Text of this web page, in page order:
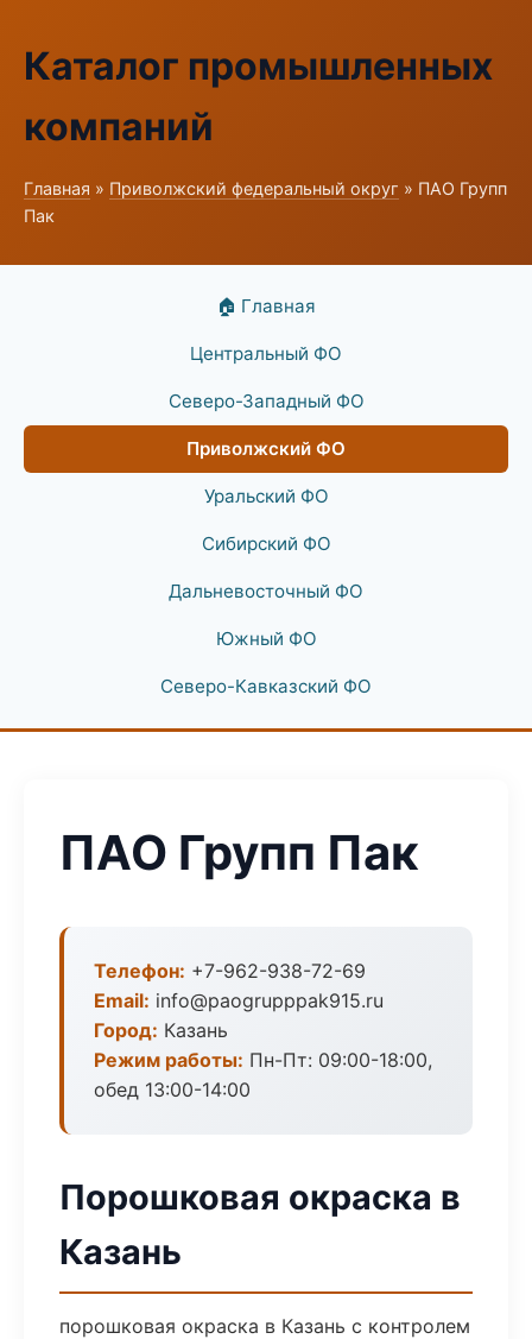
Каталог промышленных
компаний
Главная » Приволжский федеральный округ » ПАО Групп
Пак
🏠 Главная
Центральный ФО
Северо-Западный ФО
Приволжский ФО
Уральский ФО
Сибирский ФО
Дальневосточный ФО
Южный ФО
Северо-Кавказский ФО
ПАО Групп Пак
Телефон: +7-962-938-72-69
Email: info@paogrupppak915.ru
Город: Казань
Режим работы: Пн-Пт: 09:00-18:00,
обед 13:00-14:00
Порошковая окраска в
Казань
порошковая окраска в Казань с контролем